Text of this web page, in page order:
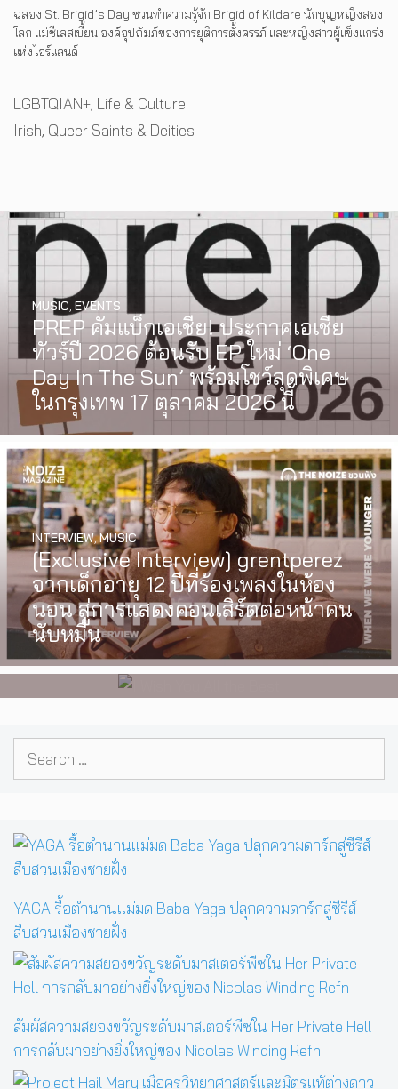
ฉลอง St. Brigid’s Day ชวนทำความรู้จัก Brigid of Kildare นักบุญหญิงสอง
โลก แม่ชีเลสเบี้ยน องค์อุปถัมภ์ของการยุติการตั้งครรภ์ และหญิงสาวผู้แข็งแกร่ง
แห่งไอร์แลนด์
Categories
LGBTQIAN+, Life & Culture
Tags
Irish, Queer Saints & Deities
PREP คัมแบ็กเอเชีย! ประกาศเอเชีย
ทัวร์ปี 2026 ต้อนรับ EP ใหม่ ‘One
Day In The Sun’ พร้อมโชว์สุดพิเศษ
ในกรุงเทพ 17 ตุลาคม 2026 นี้
MUSIC EVENTS
[Exclusive Interview] grentperez
จากเด็กอายุ 12 ปีที่ร้องเพลงในห้อง
นอน สู่การแสดงคอนเสิร์ตต่อหน้าคน
นับหมื่น
INTERVIEW,MUSIC
I Wish You All the Best เรื่องราวของ
วัยรุ่นนอนไบนารี่ กับครอบครัวที่เขา
เลือกได้เอง ผลงานการกำกับ
ภาพยนตร์เรื่องแรกของ Tommy
Dorfman
WATCH,LGBTQIAN+
Search
YAGA รื้อตำนานแม่มด Baba Yaga ปลุกความดาร์กสู่ซีรีส์
สืบสวนเมืองชายฝั่ง
สัมผัสความสยองขวัญระดับมาสเตอร์พีซใน Her Private Hell
การกลับมาอย่างยิ่งใหญ่ของ Nicolas Winding Refn